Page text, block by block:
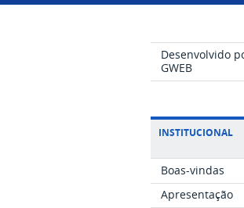
Desenvolvido
GWEB
INSTITUCIONAL
Boas-vindas
Apresentação